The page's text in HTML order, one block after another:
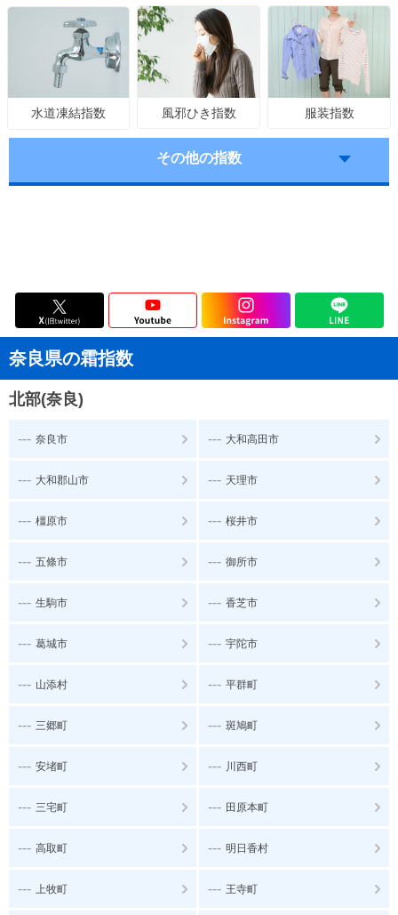
水道凍結指数 風邪ひき指数 服装指数
その他の指数
奈良県の霜指数
北部(奈良)
--- 奈良市 --- 大和高田市
--- 大和郡山市 --- 天理市
--- 橿原市 --- 桜井市
--- 五條市 --- 御所市
--- 生駒市 --- 香芝市
--- 葛城市 --- 宇陀市
--- 山添村 --- 平群町
--- 三郷町 --- 斑鳩町
--- 安堵町 --- 川西町
--- 三宅町 --- 田原本町
--- 高取町 --- 明日香村
--- 上牧町 --- 王寺町